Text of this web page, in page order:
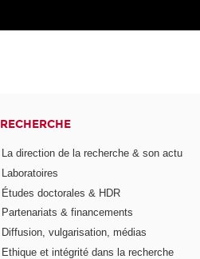
RECHERCHE
La direction de la recherche & son actu
Laboratoires
Études doctorales & HDR
Partenariats & financements
Diffusion, vulgarisation, médias
Ethique et intégrité dans la recherche